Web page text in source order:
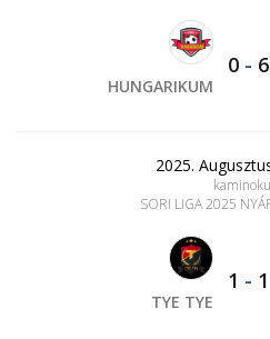
HUNGARIKUM
0 - 6
2025.
SORI LIGA 2025
TYE TYE
1 - 1